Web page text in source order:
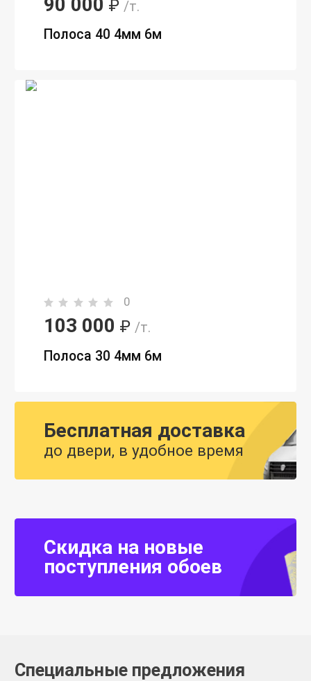
₽ /т.
Полоса 40 4мм 6м
0
103 000 ₽ /т.
Полоса 30 4мм 6м
Бесплатная доставка
до двери, в удобное время
Скидка на новые
поступления обоев
Специальные предложения